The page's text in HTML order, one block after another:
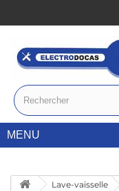
MENU
Lave-vaisselle